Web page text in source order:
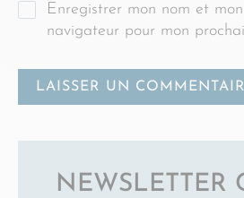
Enregistrer mon nom et
navigateur pour mon
NEWSLETTER